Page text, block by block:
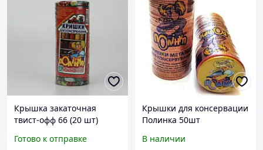
Крышка закаточная
твист-офф 66 (20 шт)
консервации банок с
Готово к отправке
Крышки для консервации
Полинка 50шт
В наличии